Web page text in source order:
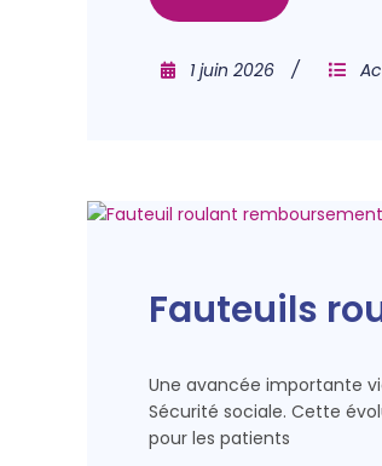
1 juin 2026
Fauteuils
Une avancée importante
Sécurité sociale. Cette
pour les patients